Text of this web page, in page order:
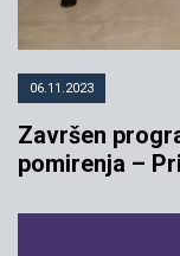
06.11.2023
Završen
pomirenja –